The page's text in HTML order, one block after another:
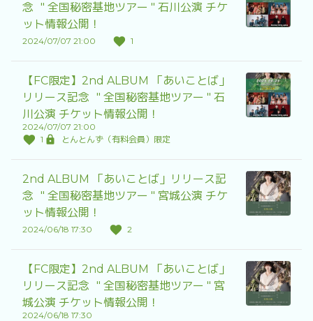
念 " 全国秘密基地ツアー " 石川公演 チケ
ット情報公開！
2024/07/07 21:00 1
【FC限定】2nd ALBUM 「あいことば」
リリース記念 " 全国秘密基地ツアー " 石
川公演 チケット情報公開！
2024/07/07 21:00
1
とんとんず（有料会員）限定
2nd ALBUM 「あいことば」リリース記
念 " 全国秘密基地ツアー " 宮城公演 チケ
ット情報公開！
2024/06/18 17:30 2
【FC限定】2nd ALBUM 「あいことば」
リリース記念 " 全国秘密基地ツアー " 宮
城公演 チケット情報公開！
2024/06/18 17:30